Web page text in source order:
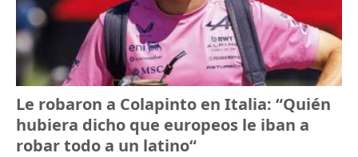
Le robaron a Colapinto en Italia: “Quién
hubiera dicho que europeos le iban a
robar todo a un latino“